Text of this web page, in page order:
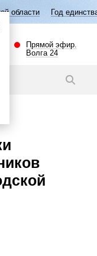
единства народов
Прямой эфир.
Волга 24